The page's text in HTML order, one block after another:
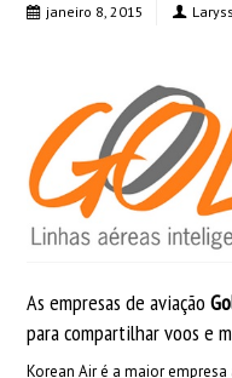
janeiro 8, 2015
As empresas de aviação
para compartilhar voos e
Korean Air é a maior